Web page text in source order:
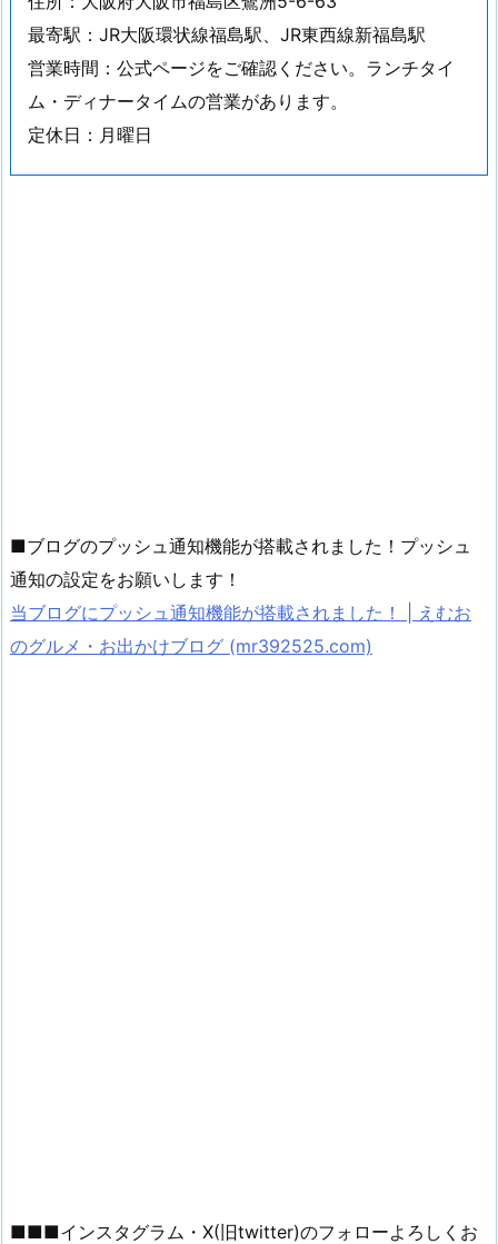
最寄駅：JR大阪環状線福島駅、JR東西線新福島駅
営業時間：公式ページをご確認ください。ランチタイ
ム・ディナータイムの営業があります。
定休日：月曜日
■ブログのプッシュ通知機能が搭載されました！プッシュ
通知の設定をお願いします！
当ブログにプッシュ通知機能が搭載されました！ | えむお
のグルメ・お出かけブログ (mr392525.com)
■■■インスタグラム・X(旧twitter)のフォローよろしくお